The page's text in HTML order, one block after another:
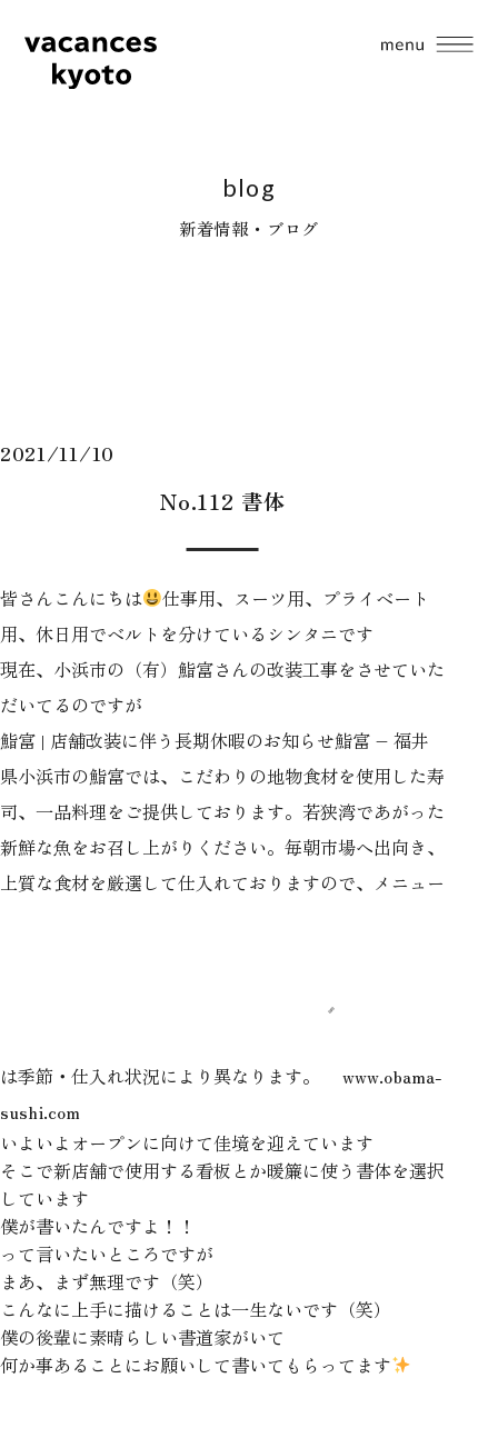
blog
新着情報・ブログ
2021/11/10
No.112 書体
皆さんこんにちは
仕事用、スーツ用、プライベート
用、休日用でベルトを分けているシンタニです
現在、小浜市の（有）鮨富さんの改装工事をさせていた
だいてるのですが
鮨富 | 店舗改装に伴う長期休暇のお知らせ鮨富 – 福井
県小浜市の鮨富では、こだわりの地物食材を使用した寿
司、一品料理をご提供しております。若狭湾であがった
新鮮な魚をお召し上がりください。毎朝市場へ出向き、
上質な食材を厳選して仕入れておりますので、メニュー
は季節・仕入れ状況により異なります。
www.obama-
sushi.com
いよいよオープンに向けて佳境を迎えています
そこで新店舗で使用する看板とか暖簾に使う書体を選択
しています
僕が書いたんですよ！！
って言いたいところですが
まあ、まず無理です（笑）
こんなに上手に描けることは一生ないです（笑）
僕の後輩に素晴らしい書道家がいて
何か事あることにお願いして書いてもらってます